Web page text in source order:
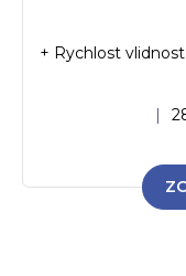
Hodnocení
+ Rychlost vlidnost